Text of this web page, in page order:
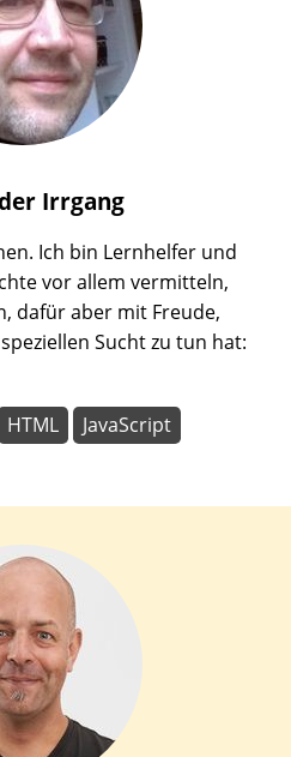
Irrgang
Ich bin Lernhelfer und
vor allem vermitteln,
dafür aber mit Freude,
Sucht zu tun hat:
HTML JavaScript